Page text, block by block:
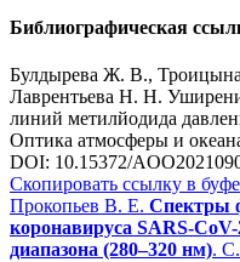
Библиографическая
Булдырева Ж. В.,
Лаврентьева Н. Н.
линий метилйодида
Оптика атмосферы и
DOI: 10.15372/
Скопировать ссылку в
Прокопьев В. Е. Спектры
коронавируса SARS-
диапазона (280–320 нм).